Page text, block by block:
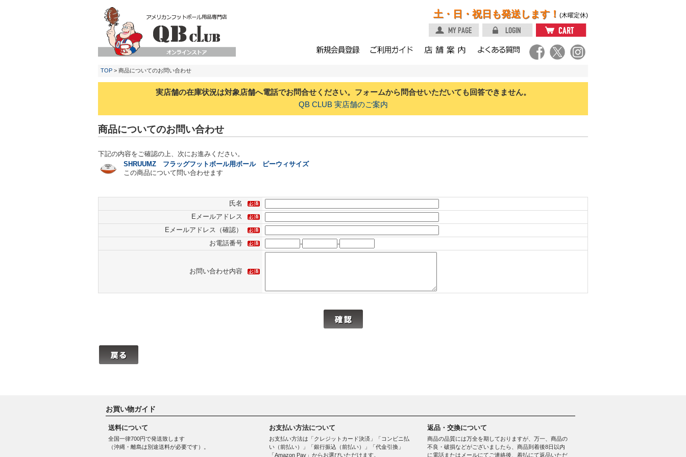
土・日・祝日も発送します！ (木曜定休)
TOP > 商品についてのお問い合わせ
実店舗の在庫状況は対象店舗へ電話でお問合せください。フォームから問合せいただいても回答できません。
QB CLUB 実店舗のご案内
商品についてのお問い合わせ
下記の内容をご確認の上、次にお進みください。
SHRUUMZ フラッグフットボール用ボール ピーウィサイズ
この商品について問い合わせます
氏名
Eメールアドレス
Eメールアドレス（確認）
お電話番号
- -
お問い合わせ内容
お買い物ガイド
送料について
全国一律700円で発送致します
（沖縄・離島は別途送料が必要です）。
お支払い方法について
お支払い方法は「クレジットカード決済」「コンビニ払
い（前払い）」「銀行振込（前払い）」「代金引換」
「Amazon Pay」からお選びいただけます。
返品・交換について
商品の品質には万全を期しておりますが、万一、商品の
不良・破損などがございましたら、商品到着後8日以内
に電話またはメールにてご連絡後、着払にて返品いただ